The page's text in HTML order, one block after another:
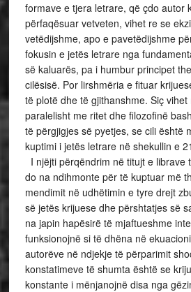
formave e tjera letrare, që çdo autor
përfaqësuar vetveten, vihet re se
vetëdijshme, apo e pavetëdijshme
fokusin e jetës letrare nga
së kaluarës, pa i humbur principet
cilësisë. Por lirshmëria e fituar
të plotë dhe të gjithanshme. Siç
paralelisht me ritet dhe filozofinë
të përgjigjes së pyetjes, se cili është
kuptimi i jetës letrare në shekullin e
I njëjti përqëndrim në titujt e librave
do na ndihmonte për të kuptuar më
mendimit në udhëtimin e tyre drejt
së jetës krijuese dhe përshtatjes së
na japin hapësirë të mjaftueshme
funksionojnë si të dhëna në
autorëve në ndjekje të përparimit
konstatimeve të shumta është se
konstante i mënjanojnë disa nga